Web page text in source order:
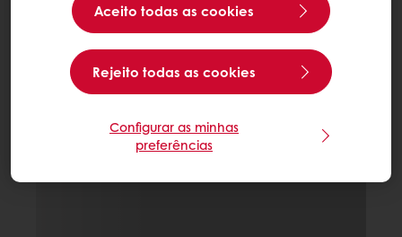
Aceito todas as cookies
Rejeito todas as cookies
Configurar as minhas
preferências